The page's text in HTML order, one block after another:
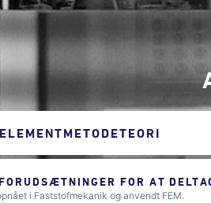
FOR AT
i Faststofmekanik og anvendt FEM.